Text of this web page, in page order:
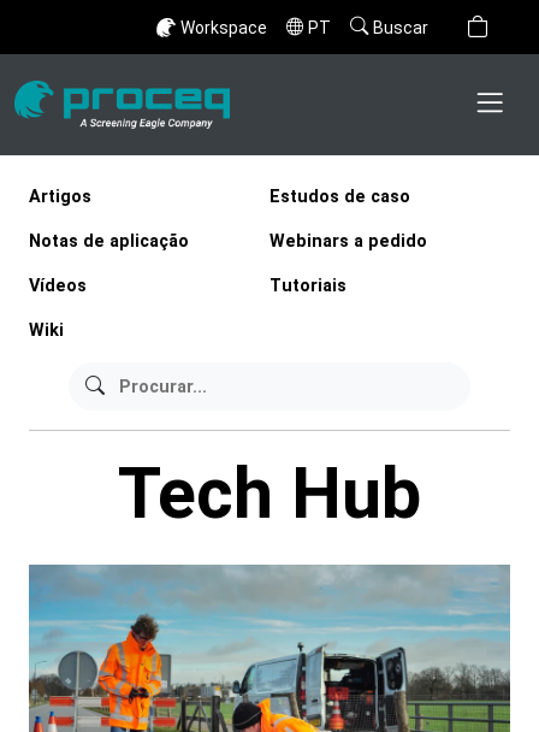
Workspace PT Buscar
Artigos Estudos de caso
Notas de aplicação Webinars a pedido
Vídeos Tutoriais
Wiki
Tech Hub